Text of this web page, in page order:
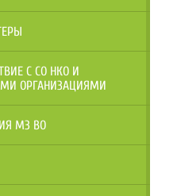
С СО НКО И
ОРГАНИЗАЦИЯМИ
МЗ ВО